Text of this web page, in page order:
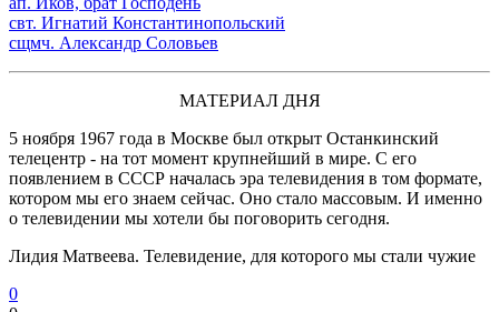
свт. Игнатий Константинопольский
сщмч. Александр Соловьев
МАТЕРИАЛ ДНЯ
5 ноября 1967 года в Москве был открыт Останкинский
телецентр - на тот момент крупнейший в мире. С его
появлением в СССР началась эра телевидения в том формате,
котором мы его знаем сейчас. Оно стало массовым. И именно
о телевидении мы хотели бы поговорить сегодня.
Лидия Матвеева. Телевидение, для которого мы стали чужие
0